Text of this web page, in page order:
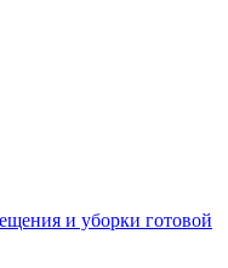
и уборки готовой